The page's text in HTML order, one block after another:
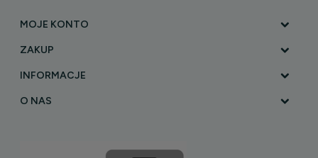
MOJE KONTO
ZAKUP
INFORMACJE
O NAS